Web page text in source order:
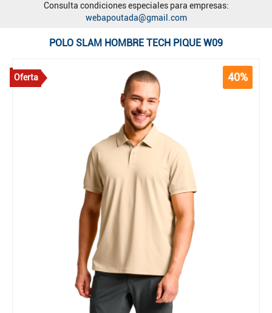
Consulta condiciones especiales para empresas:
webapoutada@gmail.com
POLO SLAM HOMBRE TECH PIQUE W09
Oferta 40%